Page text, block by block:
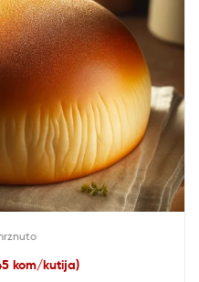
kom/kutija)